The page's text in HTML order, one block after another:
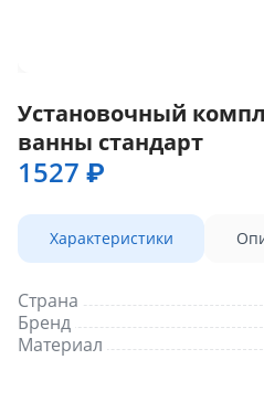
Установочный
ванны cтандарт
1527 ₽
Характеристики
Страна
Бренд
Материал